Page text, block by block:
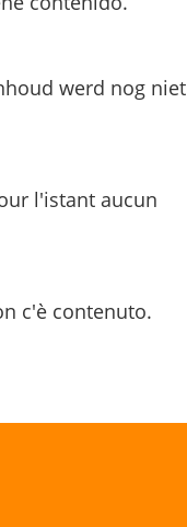
werd nog niet
l'istant aucun
c'è contenuto.